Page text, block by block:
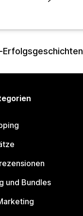
Erfolgsgeschichten
und Bundles